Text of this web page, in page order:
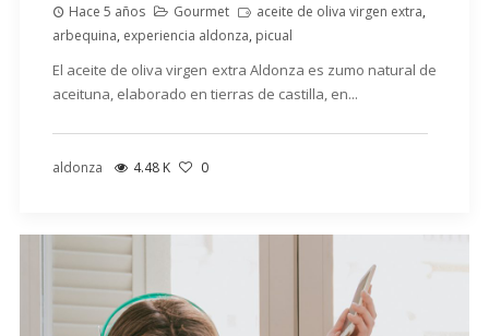
Hace 5 años Gourmet aceite de oliva virgen extra,
arbequina, experiencia aldonza, picual
El aceite de oliva virgen extra Aldonza es zumo natural de
aceituna, elaborado en tierras de castilla, en...
aldonza 4.48 K 0